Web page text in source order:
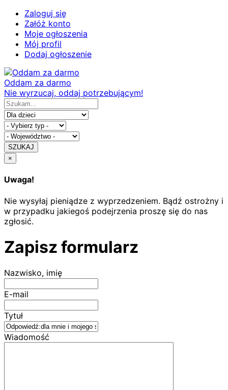
Zaloguj się
Załóż konto
Moje ogłoszenia
Mój profil
Dodaj ogłoszenie
Oddam za darmo
Nie wyrzucaj, oddaj potrzebującym!
SZUKAJ
×
Uwaga!
Nie wysyłaj pieniądze z wyprzedzeniem. Bądź ostrożny i
w przypadku jakiegoś podejrzenia proszę się do nas
zgłosić.
Zapisz formularz
Nazwisko, imię
E-mail
Tytuł
Wiadomość